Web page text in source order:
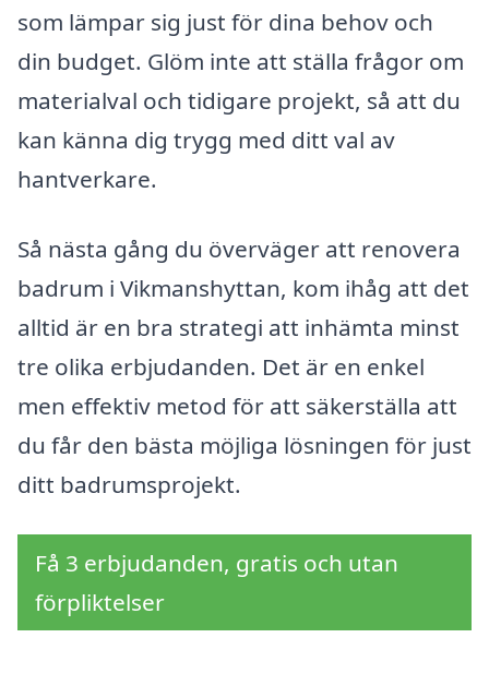
som lämpar sig just för dina behov och
din budget. Glöm inte att ställa frågor om
materialval och tidigare projekt, så att du
kan känna dig trygg med ditt val av
hantverkare.
Så nästa gång du överväger att renovera
badrum i Vikmanshyttan, kom ihåg att det
alltid är en bra strategi att inhämta minst
tre olika erbjudanden. Det är en enkel
men effektiv metod för att säkerställa att
du får den bästa möjliga lösningen för just
ditt badrumsprojekt.
Få 3 erbjudanden, gratis och utan
förpliktelser